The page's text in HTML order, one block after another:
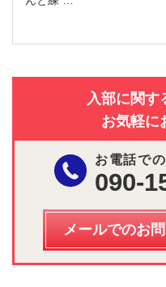
入部に関す
お気軽に
お電話で
090-
メールでのお